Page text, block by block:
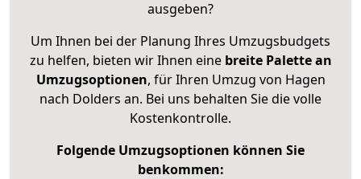
ausgeben?
Um Ihnen bei der Planung Ihres Umzugsbudgets
zu helfen, bieten wir Ihnen eine breite Palette an
Umzugsoptionen, für Ihren Umzug von Hagen
nach Dolders an. Bei uns behalten Sie die volle
Kostenkontrolle.
Folgende Umzugsoptionen können Sie
benkommen: